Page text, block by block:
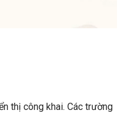
thị công khai. Các trường